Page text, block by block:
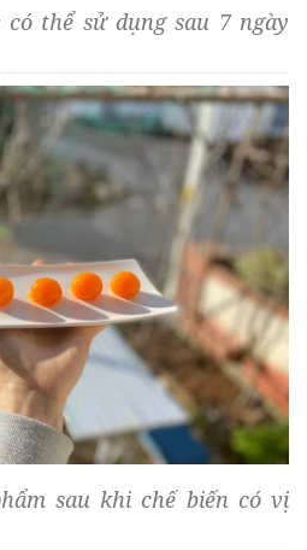
thể sử dụng sau 7 ngày
sau khi chế biến có vị